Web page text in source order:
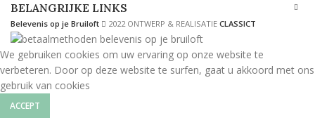
BELANGRIJKE LINKS
Belevenis op je Bruiloft 2022 ONTWERP & REALISATIE CLASSICT
We gebruiken cookies om uw ervaring op onze website te
verbeteren. Door op deze website te surfen, gaat u akkoord met ons
gebruik van cookies
ACCEPT